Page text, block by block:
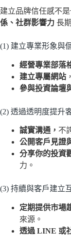
建立品牌信任感不
係、社群影響力 長
(1) 建立專業形象與
經營專業部落
建立專屬網站
參與投資論壇
(2) 透過透明度提升
誠實溝通， 不
公開客戶見證
分享你的投資
力。
(3) 持續與客戶建立
定期提供市場
來源。
透過 LINE 或